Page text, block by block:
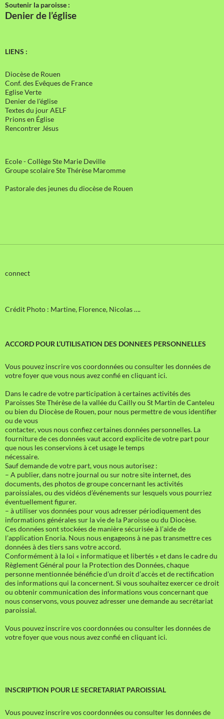
Soutenir la paroisse :
Denier de l’église
LIENS :
Diocèse de Rouen
Conf. des Evêques de France
Eglise Verte
Denier de l'église
Textes du jour AELF
Prions en Église
Rencontrer Jésus
Ecole - Collège Ste Marie Deville
Groupe scolaire Ste Thérèse Maromme
Pastorale des jeunes du diocèse de Rouen
connect
Crédit Photo : Martine, Florence, Nicolas ….
ACCORD POUR L’UTILISATION DES DONNEES PERSONNELLES
Vous pouvez inscrire vos coordonnées ou consulter les données de
votre foyer que vous nous avez confié en cliquant ici.
Dans le cadre de votre participation à certaines activités des
Paroisses Ste Thérèse de la vallée du Cailly ou St Martin de Canteleu
ou bien du Diocèse de Rouen, pour nous permettre de vous identifier
ou de vous
contacter, vous nous confiez certaines données personnelles. La
fourniture de ces données vaut accord explicite de votre part pour
que nous les conservions à cet usage le temps
nécessaire.
Sauf demande de votre part, vous nous autorisez :
– A publier, dans notre journal ou sur notre site internet, des
documents, des photos de groupe concernant les activités
paroissiales, ou des vidéos d’événements sur lesquels vous pourriez
éventuellement figurer.
– à utiliser vos données pour vous adresser périodiquement des
informations générales sur la vie de la Paroisse ou du Diocèse.
Ces données sont stockées de manière sécurisée à l’aide de
l’application Enoria. Nous nous engageons à ne pas transmettre ces
données à des tiers sans votre accord.
Conformément à la loi « informatique et libertés » et dans le cadre du
Règlement Général pour la Protection des Données, chaque
personne mentionnée bénéficie d’un droit d’accès et de rectification
des informations qui la concernent. Si vous souhaitez exercer ce droit
ou obtenir communication des informations vous concernant que
nous conservons, vous pouvez adresser une demande au secrétariat
paroissial.
Vous pouvez inscrire vos coordonnées ou consulter les données de
votre foyer que vous nous avez confié en cliquant ici.
INSCRIPTION POUR LE SECRETARIAT PAROISSIAL
Vous pouvez inscrire vos coordonnées ou consulter les données de